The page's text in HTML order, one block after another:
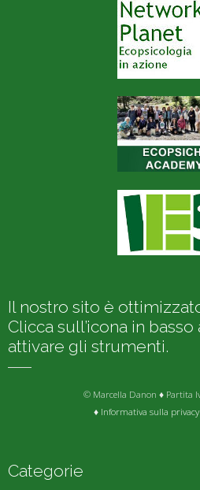
Il nostro sito è
Clicca sull’icona in
attivare gli strumenti.
© Marcella Danon ♦ Partita
♦ Informativa sulla privacy
Categorie